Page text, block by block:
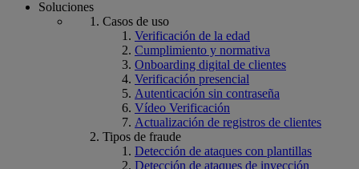
Soluciones
Casos de uso
Verificación de la edad
Cumplimiento y normativa
Onboarding digital de clientes
Verificación presencial
Autenticación sin contraseña
Vídeo Verificación
Actualización de registros de clientes
Tipos de fraude
Detección de ataques con plantillas
Detección de ataques de inyección